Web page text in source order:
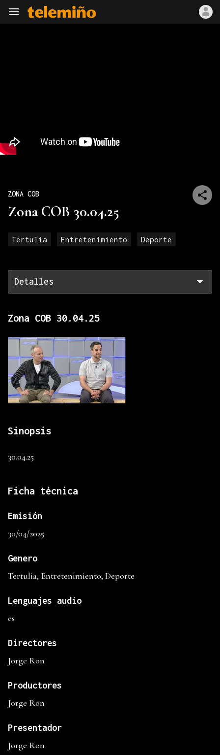
Navegación
ZONA COB
Zona COB 30.04.25
Tertulia Entretenimiento Deporte
Detalles
Zona COB 30.04.25
Sinopsis
30.04.25
Ficha técnica
Emisión
30/04/2025
Genero
Tertulia, Entretenimiento, Deporte
Lenguajes audio
es
Directores
Jorge Ron
Productores
Jorge Ron
Presentador
Jorge Ron